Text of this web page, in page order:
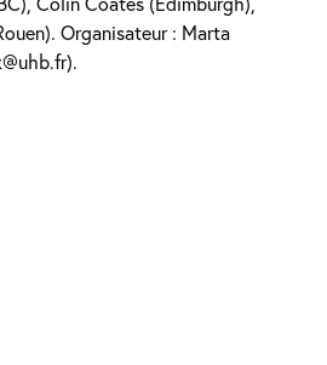
Organisateur : Marta